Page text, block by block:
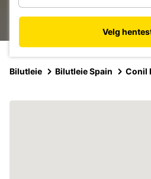
Velg
Bilutleie Bilutleie Spain Conil